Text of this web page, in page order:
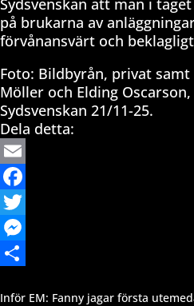
Sydsvenskan att man i
på brukarna av
förvånansvärt och
Foto: Bildbyrån, privat
Möller och Elding
Sydsvenskan 21/11-25.
Dela detta:
Email
Facebook
Twitter
Messenger
Inför EM: Fanny jagar första